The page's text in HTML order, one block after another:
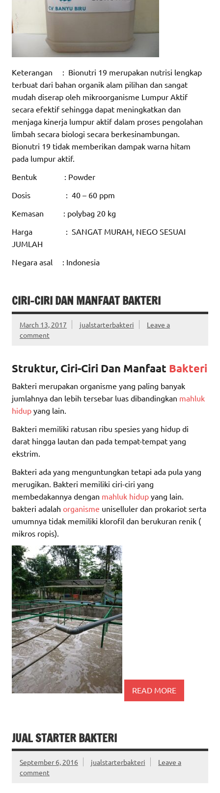
Keterangan : Bionutri 19 merupakan nutrisi lengkap
terbuat dari bahan organik alam pilihan dan sangat
mudah diserap oleh mikroorganisme Lumpur Aktif
secara efektif sehingga dapat meningkatkan dan
menjaga kinerja lumpur aktif dalam proses pengolahan
limbah secara biologi secara berkesinambungan.
Bionutri 19 tidak memberikan dampak warna hitam
pada lumpur aktif.
Bentuk : Powder
Dosis : 40 – 60 ppm
Kemasan : polybag 20 kg
Harga : SANGAT MURAH, NEGO SESUAI
JUMLAH
Negara asal : Indonesia
CIRI-CIRI DAN MANFAAT BAKTERI
March 13, 2017 jualstarterbakteri
Leave a
comment
Struktur, Ciri-Ciri Dan Manfaat Bakteri
Bakteri merupakan organisme yang paling banyak
jumlahnya dan lebih tersebar luas dibandingkan mahluk
hidup yang lain.
Bakteri memiliki ratusan ribu spesies yang hidup di
darat hingga lautan dan pada tempat-tempat yang
ekstrim.
Bakteri ada yang menguntungkan tetapi ada pula yang
merugikan. Bakteri memiliki ciri-ciri yang
membedakannya dengan mahluk hidup yang lain.
bakteri adalah organisme uniselluler dan prokariot serta
umumnya tidak memiliki klorofil dan berukuran renik (
mikros ropis).
READ MORE
JUAL STARTER BAKTERI
September 6, 2016 jualstarterbakteri
Leave a
comment